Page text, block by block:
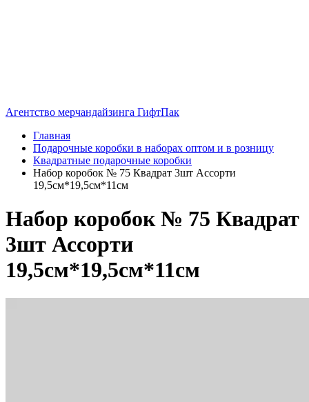
Агентство мерчандайзинга ГифтПак
Главная
Подарочные коробки в наборах оптом и в розницу
Квадратные подарочные коробки
Набор коробок № 75 Квадрат 3шт Ассорти
19,5см*19,5см*11см
Набор коробок № 75 Квадрат
3шт Ассорти
19,5см*19,5см*11см